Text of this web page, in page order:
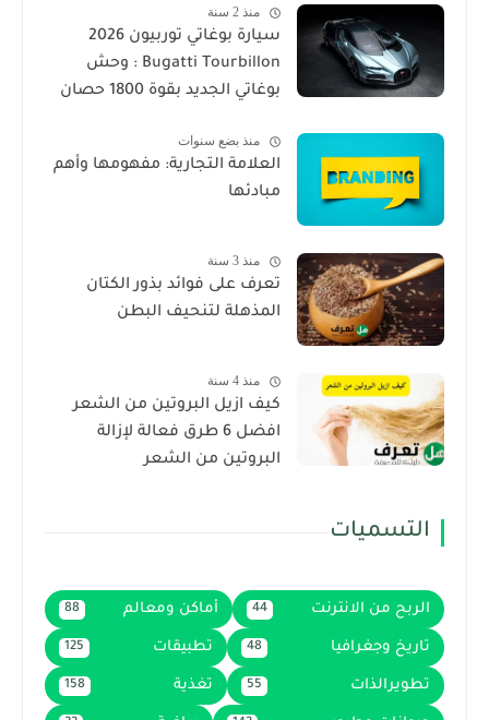
منذ 2 سنة
سيارة بوغاتي توربيون 2026
Bugatti Tourbillon : وحش
بوغاتي الجديد بقوة 1800 حصان
منذ بضع سنوات
العلامة التجارية: مفهومها وأهم
مبادئها
منذ 3 سنة
تعرف على فوائد بذور الكتان
المذهلة لتنحيف البطن
منذ 4 سنة
كيف ازيل البروتين من الشعر
افضل 6 طرق فعالة لإزالة
البروتين من الشعر
التسميات
الربح من الانترنت 44 أماكن ومعالم 88
تاريخ وجغرافيا 48 تطبيقات 125
تطويرالذات 55 تغذية 158